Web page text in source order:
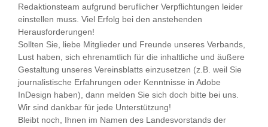
Redaktionsteam aufgrund beruflicher Verpflichtungen leider
einstellen muss. Viel Erfolg bei den anstehenden
Herausforderungen!
Sollten Sie, liebe Mitglieder und Freunde unseres Verbands,
Lust haben, sich ehrenamtlich für die inhaltliche und äußere
Gestaltung unseres Vereinsblatts einzusetzen (z.B. weil Sie
journalistische Erfahrungen oder Kenntnisse in Adobe
InDesign haben), dann melden Sie sich doch bitte bei uns.
Wir sind dankbar für jede Unterstützung!
Bleibt noch, Ihnen im Namen des Landesvorstands der